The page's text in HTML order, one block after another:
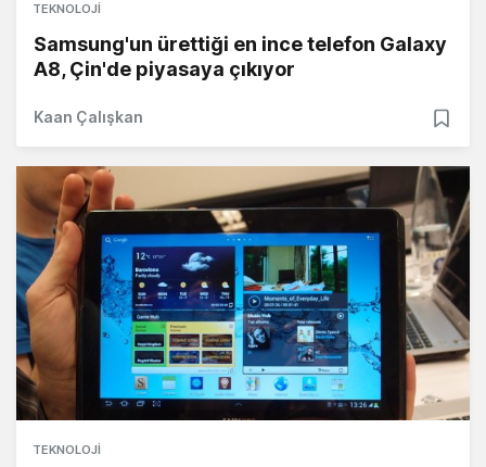
TEKNOLOJI
Samsung'un ürettiği en ince telefon Galaxy
A8, Çin'de piyasaya çıkıyor
Kaan Çalışkan
TEKNOLOJI